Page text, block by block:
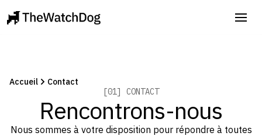
Accueil
Contact
[01] CONTACT
Rencontrons-nous
Nous sommes à votre disposition pour répondre à toutes